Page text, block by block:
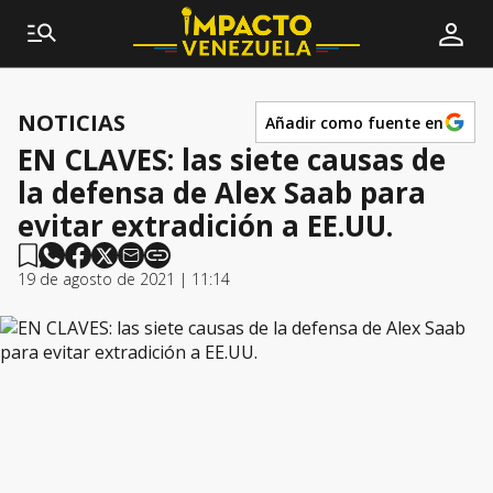
NOTICIAS Añadir como fuente en
EN CLAVES: las siete causas de
la defensa de Alex Saab para
evitar extradición a EE.UU.
19 de agosto de 2021 | 11:14